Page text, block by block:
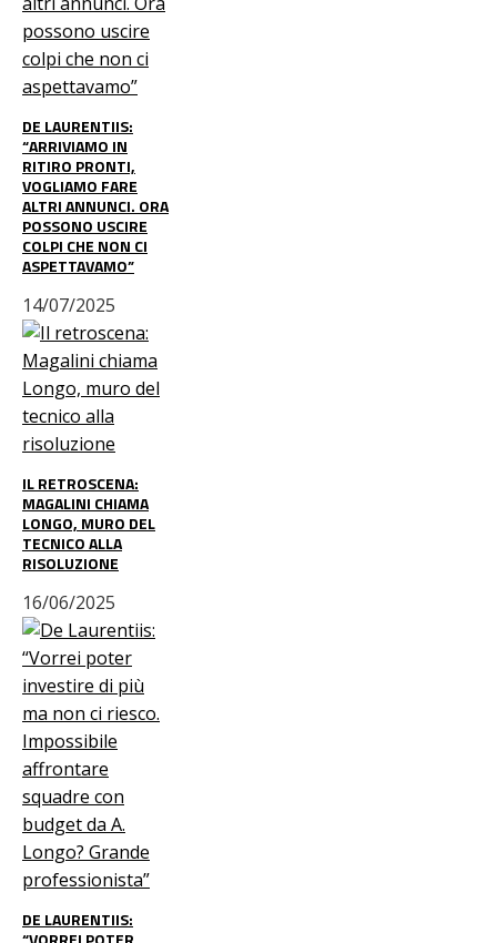
DE LAURENTIIS:
“ARRIVIAMO IN
RITIRO PRONTI,
VOGLIAMO FARE
ALTRI ANNUNCI. ORA
POSSONO USCIRE
COLPI CHE NON CI
ASPETTAVAMO”
14/07/2025
IL RETROSCENA:
MAGALINI CHIAMA
LONGO, MURO DEL
TECNICO ALLA
RISOLUZIONE
16/06/2025
DE LAURENTIIS: